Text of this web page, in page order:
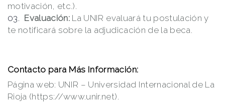
motivación, etc.).
Evaluación: La UNIR evaluará tu postulación y
te notificará sobre la adjudicación de la beca.
Contacto para Más Información:
Página web: UNIR – Universidad Internacional de La
Rioja (https://www.unir.net).